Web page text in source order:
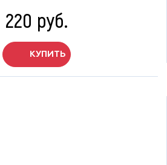
220 руб.
КУПИТЬ